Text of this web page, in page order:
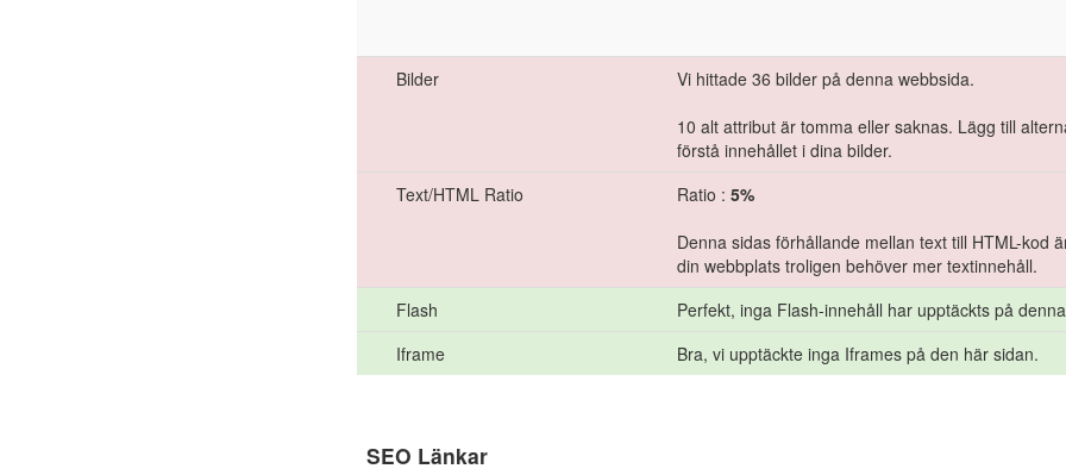
Bilder
Vi hittade 36 bilder på denna webbsida.
10 alt attribut är tomma eller saknas. Lägg till
förstå innehållet i dina bilder.
Text/HTML Ratio
Ratio : 5%
Denna sidas förhållande mellan text till HTML-kod
din webbplats troligen behöver mer textinnehåll.
Flash
Perfekt, inga Flash-innehåll har upptäckts på
Iframe
Bra, vi upptäckte inga Iframes på den här sidan.
SEO Länkar